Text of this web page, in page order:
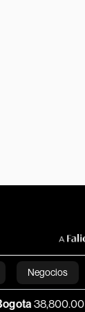
Negocios
+0.21%